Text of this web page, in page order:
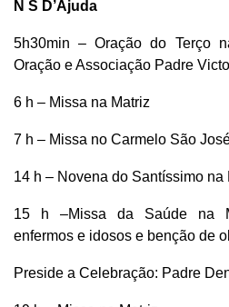
N S D’Ajuda
5h30min – Oração do Terço
Oração e Associação Padre
6 h – Missa na Matriz
7 h – Missa no Carmelo São
14 h – Novena do Santíssimo na
15 h –Missa da Saúde na
enfermos e idosos e benção de
Preside a Celebração: Padre